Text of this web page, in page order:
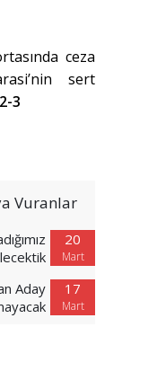
ceza
sert
2-3
Vuranlar
20
Mart
17
Mart
Aday